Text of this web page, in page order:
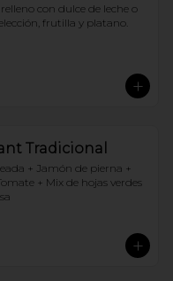
con dulce de leche o
frutilla y platano.
Tradicional
+ Jamón de pierna +
+ Mix de hojas verdes